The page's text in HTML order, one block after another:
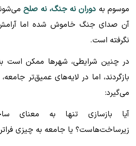
موسوم به دوران نه جنگ، نه صلح
آن صدای جنگ خاموش شده اما آرامش
نگرفته است.
در چنین شرایطی، شهرها ممکن است
بازگردند، اما در لایه‌های عمیق‌تر
می‌گیرد:
آیا بازسازی تنها به معنای
زیرساخت‌هاست؟ یا جامعه به چیزی فراتر